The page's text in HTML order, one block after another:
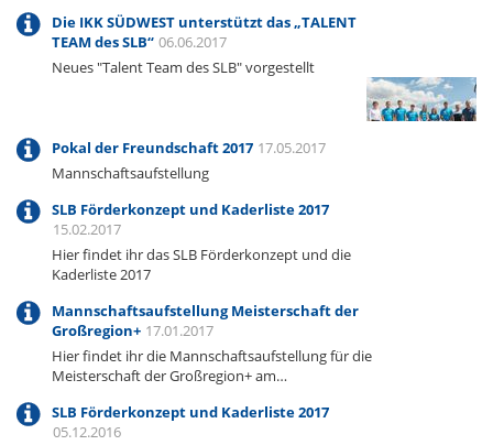
Die IKK SÜDWEST unterstützt das „TALENT
TEAM des SLB“ 06.06.2017
Neues "Talent Team des SLB" vorgestellt
Pokal der Freundschaft 2017 17.05.2017
Mannschaftsaufstellung
SLB Förderkonzept und Kaderliste 2017
15.02.2017
Hier findet ihr das SLB Förderkonzept und die
Kaderliste 2017
Mannschaftsaufstellung Meisterschaft der
Großregion+ 17.01.2017
Hier findet ihr die Mannschaftsaufstellung für die
Meisterschaft der Großregion+ am…
SLB Förderkonzept und Kaderliste 2017
05.12.2016